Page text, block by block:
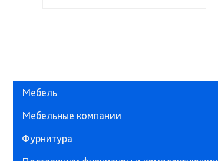
Мебель
Мебельные компании
Фурнитура